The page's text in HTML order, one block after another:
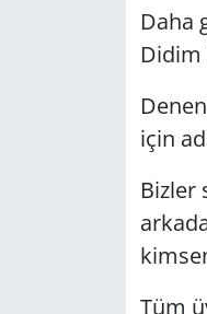
Daha
Didim
için
Bizler
Tüm